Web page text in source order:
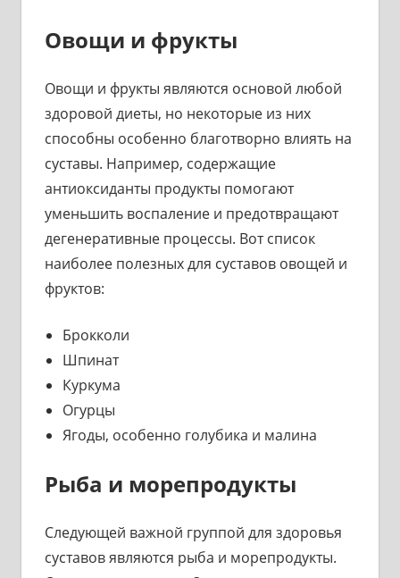
Овощи и фрукты
Овощи и фрукты являются основой любой
здоровой диеты, но некоторые из них
способны особенно благотворно влиять на
суставы. Например, содержащие
антиоксиданты продукты помогают
уменьшить воспаление и предотвращают
дегенеративные процессы. Вот список
наиболее полезных для суставов овощей и
фруктов:
Брокколи
Шпинат
Куркума
Огурцы
Ягоды, особенно голубика и малина
Рыба и морепродукты
Следующей важной группой для здоровья
суставов являются рыба и морепродукты.